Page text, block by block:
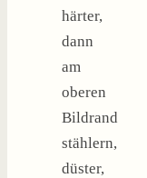
härter,
dann
am
oberen
Bildrand
stählern,
düster,